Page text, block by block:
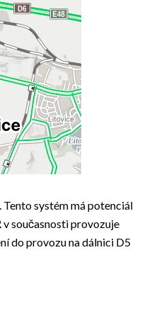
systém má potenciál
současnosti provozuje
do provozu na dálnici D5